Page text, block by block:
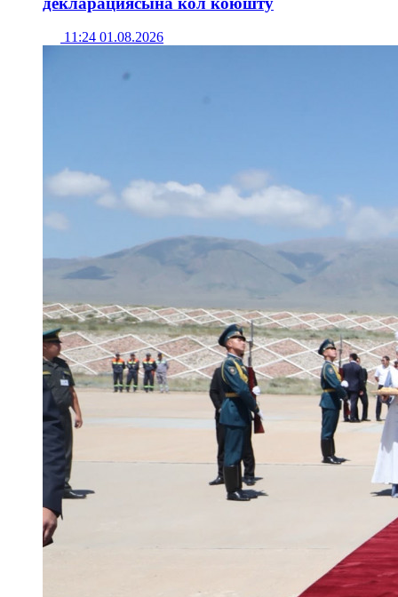
11:24 01.08.2026